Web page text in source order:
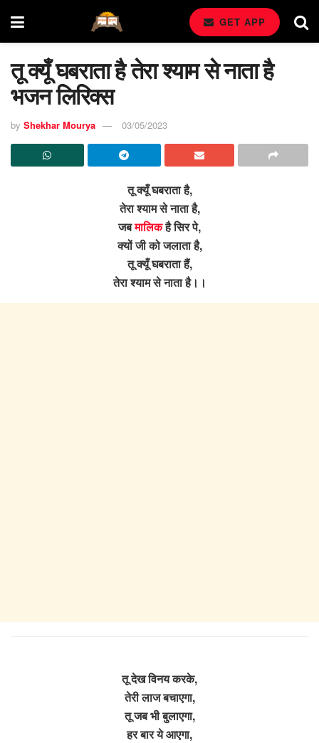
GET APP
तू क्यूँ घबराता है तेरा श्याम से नाता है
भजन लिरिक्स
by Shekhar Mourya 03/05/2023
तू क्यूँ घबराता है,
तेरा श्याम से नाता है,
जबमालिकहै सिर पे,
क्यों जी को जलाता है,
तू क्यूँ घबराता हैं,
तेरा श्याम से नाता है।।
तू देख विनय करके,
तेरी लाज बचाएगा,
तू जब भी बुलाएगा,
हर बार ये आएगा,